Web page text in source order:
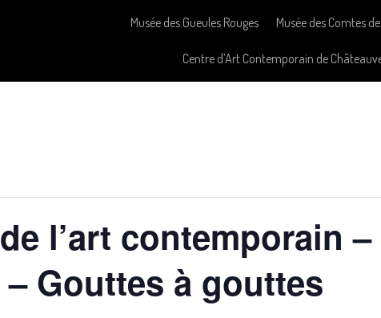
Musée des Gueules Rouges Musée des Comtes
Centre d’Art Contemporain de
l’art contemporain
Gouttes à gouttes